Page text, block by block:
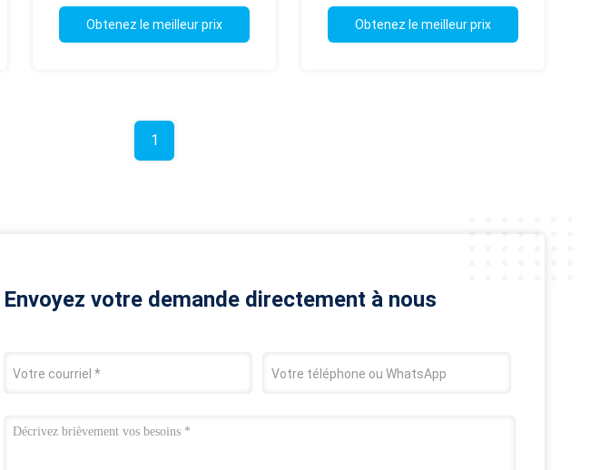
Obtenez le meilleur prix
Obtenez le meilleur prix
1
Envoyez votre demande directement à nous